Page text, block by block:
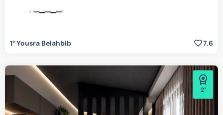
1° Yousra Belahbib 7.6
2°